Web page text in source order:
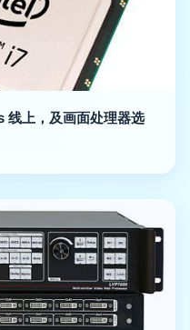
线上，及画面处理器选